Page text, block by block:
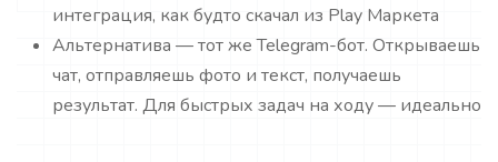
интеграция, как будто скачал из Play Маркета
Альтернатива — тот же Telegram-бот. Открываешь
чат, отправляешь фото и текст, получаешь
результат. Для быстрых задач на ходу — идеально